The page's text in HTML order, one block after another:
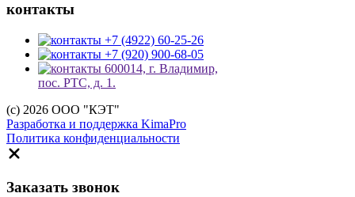
контакты
+7 (4922) 60-25-26
+7 (920) 900-68-05
600014, г. Владимир,
пос. РТС, д. 1.
(c) 2026 ООО "КЭТ"
Разработка и поддержка KimaPro
Политика конфиденциальности
Заказать звонок